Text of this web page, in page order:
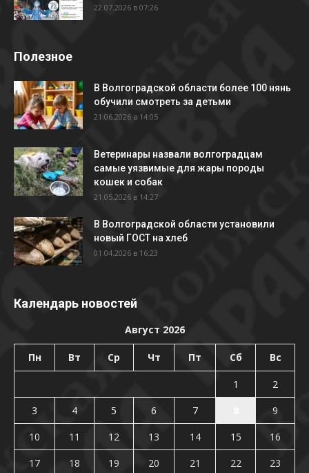
22.07.2026 в 07:26
Полезное
В Волгоградской области более 100 нянь
обучили смотреть за детьми
21.06.2026 в 14:05
Ветеринары назвали волгоградцам
самые уязвимые для жары породы
кошек и собак
21.05.2026 в 14:27
В Волгоградской области установили
новый ГОСТ на хлеб
01.04.2026 в 16:23
Календарь новостей
Август 2026
Пн Вт Ср Чт Пт Сб Вс
1
2
3
4 5 6 7
9
10
11 12 13 14 15
16
17
18 19 20 21 22
23